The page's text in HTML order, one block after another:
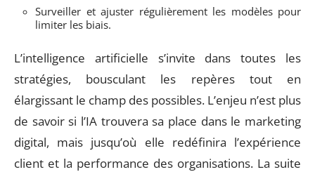
Surveiller et ajuster régulièrement les modèles pour
limiter les biais.
L’intelligence artificielle s’invite dans toutes les
stratégies, bousculant les repères tout en
élargissant le champ des possibles. L’enjeu n’est plus
de savoir si l’IA trouvera sa place dans le marketing
digital, mais jusqu’où elle redéfinira l’expérience
client et la performance des organisations. La suite